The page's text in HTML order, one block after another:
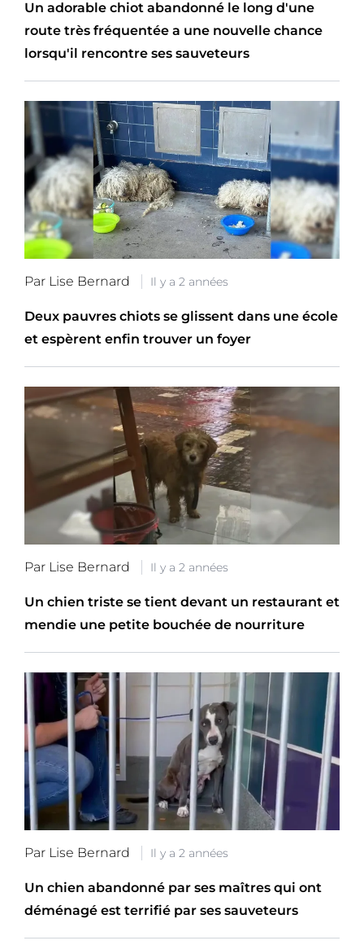
Un adorable chiot abandonné le long d'une
route très fréquentée a une nouvelle chance
lorsqu'il rencontre ses sauveteurs
Par Lise Bernard Il y a 2 années
Deux pauvres chiots se glissent dans une école
et espèrent enfin trouver un foyer
Par Lise Bernard Il y a 2 années
Un chien triste se tient devant un restaurant et
mendie une petite bouchée de nourriture
Par Lise Bernard Il y a 2 années
Un chien abandonné par ses maîtres qui ont
déménagé est terrifié par ses sauveteurs